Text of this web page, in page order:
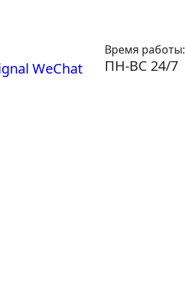
WeChat
Время работы:
ПН-ВС 24/7